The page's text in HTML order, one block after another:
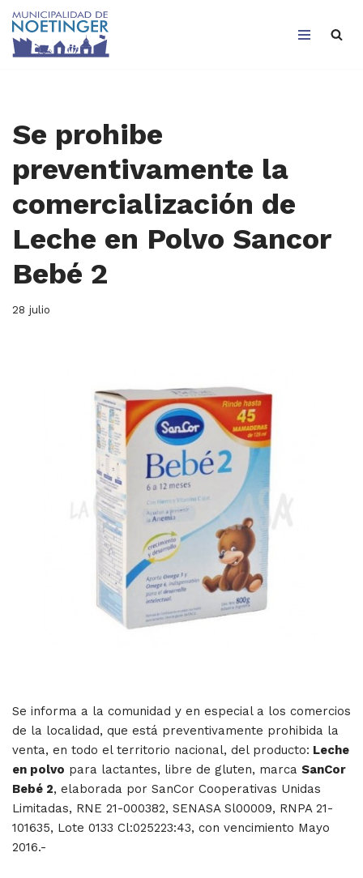
Saltar
Se prohibe
preventivamente la
comercialización de
Leche en Polvo Sancor
Bebé 2
28 julio
Se informa a la comunidad y en especial a los comercios
de la localidad, que está preventivamente prohibida la
venta, en todo el territorio nacional, del producto: Leche
en polvo para lactantes, libre de gluten, marca SanCor
Bebé 2, elaborada por SanCor Cooperativas Unidas
Limitadas, RNE 21-000382, SENASA Sl00009, RNPA 21-
101635, Lote 0133 Cl:025223:43, con vencimiento Mayo
2016.-